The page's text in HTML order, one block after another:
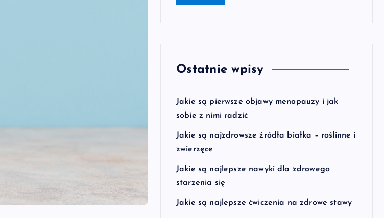
Ostatnie wpisy
Jakie są pierwsze objawy menopauzy i jak
sobie z nimi radzić
Jakie są najzdrowsze źródła białka – roślinne i
zwierzęce
Jakie są najlepsze nawyki dla zdrowego
starzenia się
Jakie są najlepsze ćwiczenia na zdrowe stawy